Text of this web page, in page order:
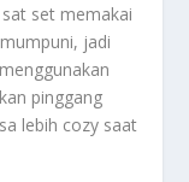
set memakai
jadi
pinggang
lebih cozy saat